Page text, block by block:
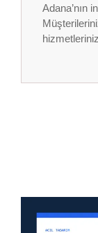
Adana’nın